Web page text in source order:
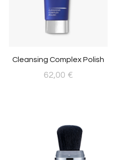
Cleansing Complex Polish
62,00 €